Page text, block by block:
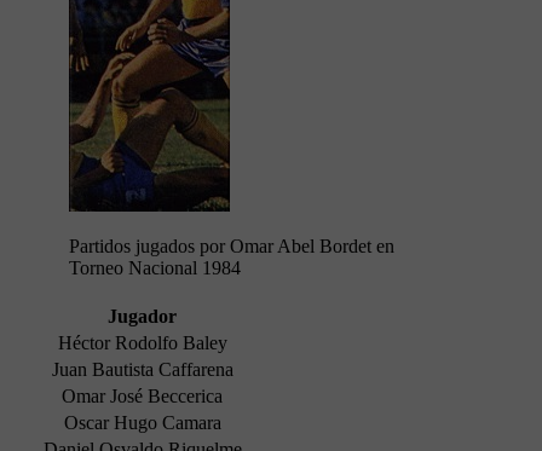
Partidos jugados por Omar Abel Bordet en
Torneo Nacional 1984
Jugador
Héctor Rodolfo Baley
Juan Bautista Caffarena
Omar José Beccerica
Oscar Hugo Camara